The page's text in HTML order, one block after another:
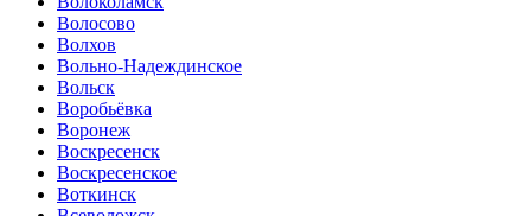
Волосово
Волхов
Вольно-Надеждинское
Вольск
Воробьёвка
Воронеж
Воскресенск
Воскресенское
Воткинск